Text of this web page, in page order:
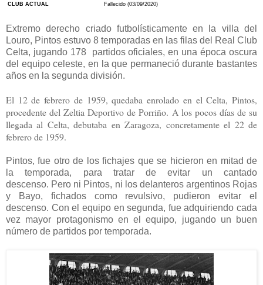
CLUB ACTUAL Fallecido (03/09/2020)
Extremo derecho criado futbolísticamente en la villa del
Louro, Pintos estuvo 8 temporadas en las filas del Real Club
Celta, jugando 178 partidos oficiales, en una época oscura
del equipo celeste, en la que permaneció durante bastantes
años en la segunda división.
El 12 de febrero de 1959, quedaba enrolado en el Celta, Pintos,
procedente del Zeltia Deportivo de Porriño. A los pocos días de su
llegada al Celta, debutaba en Zaragoza, concretamente el 22 de
febrero de 1959.
Pintos, fue otro de los fichajes que se hicieron en mitad de
la temporada, para tratar de evitar un cantado
descenso. Pero ni Pintos, ni los delanteros argentinos Rojas
y Bayo, fichados como revulsivo, pudieron evitar el
descenso. Con el equipo en segunda, fue adquiriendo cada
vez mayor protagonismo en el equipo, jugando un buen
número de partidos por temporada.